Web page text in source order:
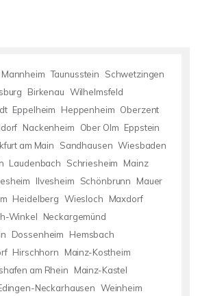
Mannheim Taunusstein
Schwetzingen
Birkenau Wilhelmsfeld
Eppelheim Heppenheim Oberzent
Nackenheim Ober Olm Eppstein
am Main Sandhausen Wiesbaden
Laudenbach Schriesheim
Mainz
Ilvesheim Schönbrunn
Mauer
Heidelberg Wiesloch
Maxdorf
Winkel
Neckargemünd
Dossenheim
Hemsbach
Hirschhorn
Mainz-Kostheim
am Rhein
Mainz-Kastel
Neckarhausen Weinheim